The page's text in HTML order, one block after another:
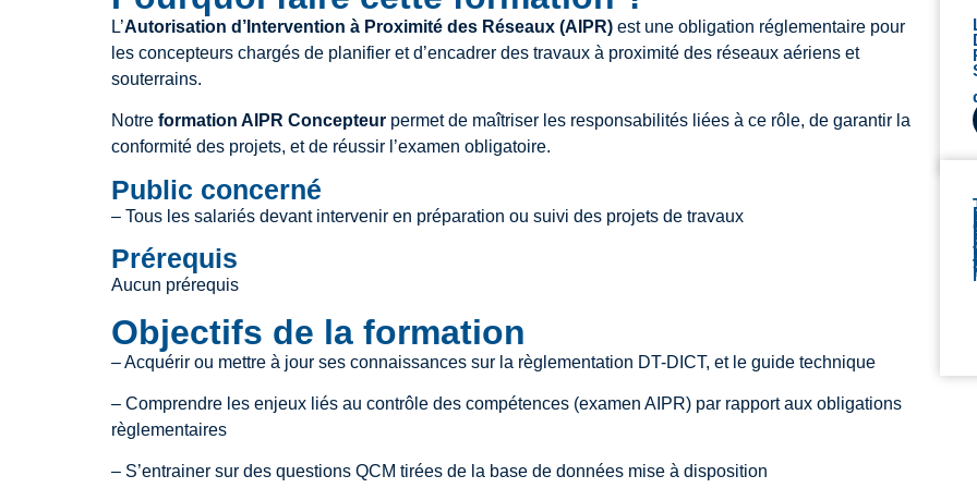
L’Autorisation d’Intervention à Proximité des Réseaux (AIPR) est une obligation réglementaire pour
les concepteurs chargés de planifier et d’encadrer des travaux à proximité des réseaux aériens et
souterrains.
Notre formation AIPR Concepteur permet de maîtriser les responsabilités liées à ce rôle, de garantir la
conformité des projets, et de réussir l’examen obligatoire.
Public concerné
– Tous les salariés devant intervenir en préparation ou suivi des projets de travaux
Prérequis
Aucun prérequis
Objectifs de la formation
– Acquérir ou mettre à jour ses connaissances sur la règlementation DT-DICT, et le guide technique
– Comprendre les enjeux liés au contrôle des compétences (examen AIPR) par rapport aux obligations
règlementaires
– S’entrainer sur des questions QCM tirées de la base de données mise à disposition